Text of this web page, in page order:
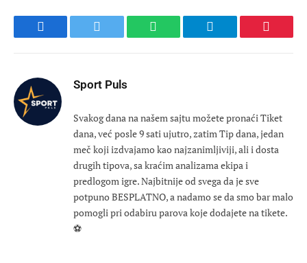
Facebook Twitter WhatsApp Telegram
Sport Puls
Svakog dana na našem sajtu možete pronaći Tiket
dana, već posle 9 sati ujutro, zatim Tip dana, jedan
meč koji izdvajamo kao najzanimljiviji, ali i dosta
drugih tipova, sa kraćim analizama ekipa i
predlogom igre. Najbitnije od svega da je sve
potpuno BESPLATNO, a nadamo se da smo bar malo
pomogli pri odabiru parova koje dodajete na tikete.
⚽